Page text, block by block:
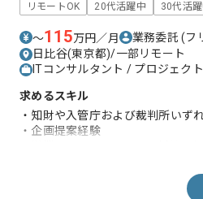
リモートOK 20代活躍中 30代活
〜115万円／月 業務委託(フ
日比谷(東京都)/一部リモート
ITコンサルタント / プロジェク
求めるスキル
・知財や入管庁および裁判所いず
・企画提案経験